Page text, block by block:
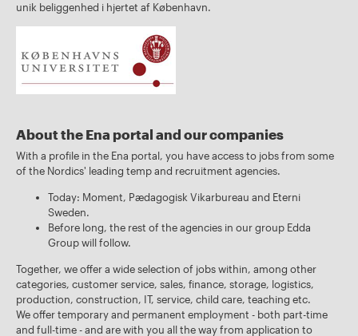
unik beliggenhed i hjertet af København.
About the Ena portal and our companies
With a profile in the Ena portal, you have access to jobs from some
of the Nordics' leading temp and recruitment agencies.
Today: Moment, Pædagogisk Vikarbureau and Eterni
Sweden.
Before long, the rest of the agencies in our group Edda
Group will follow.
Together, we offer a wide selection of jobs within, among other
categories, customer service, sales, finance, storage, logistics,
production, construction, IT, service, child care, teaching etc.
We offer temporary and permanent employment - both part-time
and full-time - and are with you all the way from application to